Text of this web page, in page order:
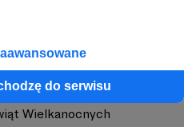
do serwisu
Wielkanocnych